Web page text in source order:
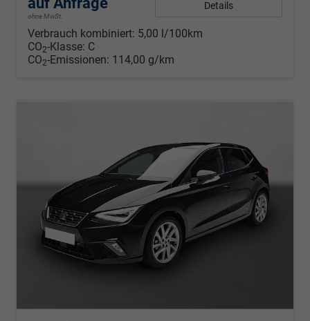
ohne MwSt.
Details
Verbrauch kombiniert: 5,00 l/100km
CO2-Klasse: C
CO2-Emissionen: 114,00 g/km